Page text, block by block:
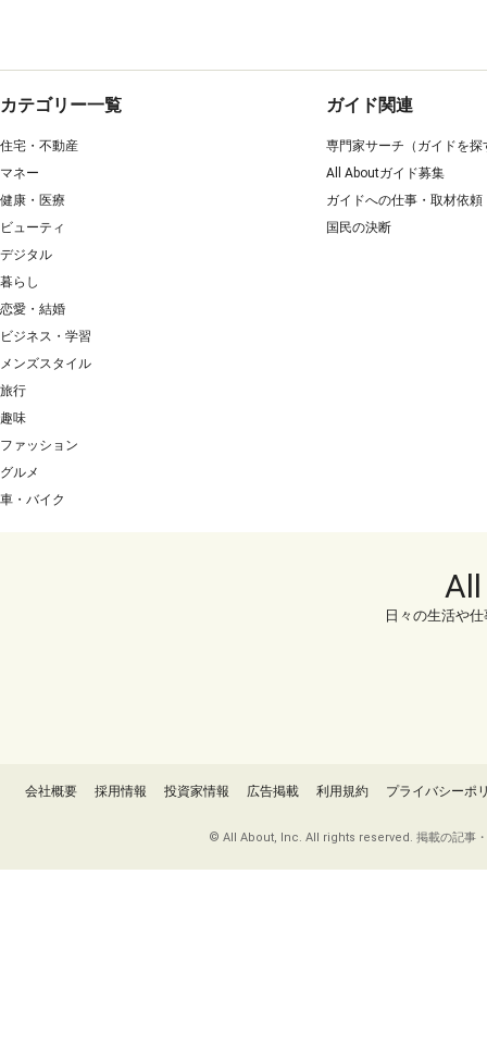
カテゴリー一覧
住宅・不動産
マネー
健康・医療
ビューティ
デジタル
暮らし
恋愛・結婚
ビジネス・学習
メンズスタイル
旅行
趣味
ファッション
グルメ
車・バイク
ガイド関連
専門家サーチ（ガイドを探
All Aboutガイド募集
ガイドへの仕事・取材依頼
国民の決断
日々の生活や
会社概要 採用情報 投資家情報 広告掲載 利用規約 プライバシーポ
© All About, Inc. All rights reserved. 掲載の記事・